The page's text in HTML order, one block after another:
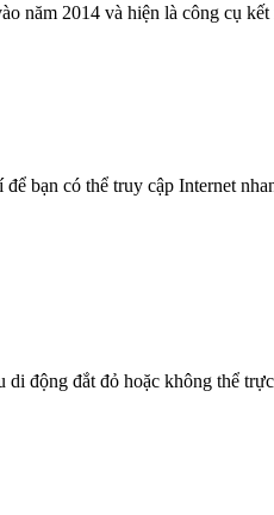
năm 2014 và hiện là công cụ kết
bạn có thể truy cập Internet
động đắt đỏ hoặc không thể